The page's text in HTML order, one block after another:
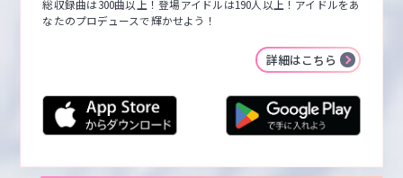
総収録曲は300曲以上！登場アイドルは190人以上！アイドルをあ
なたのプロデュースで輝かせよう！
詳細はこちら